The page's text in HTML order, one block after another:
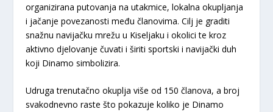
organizirana putovanja na utakmice, lokalna okupljanja
i jačanje povezanosti među članovima. Cilj je graditi
snažnu navijačku mrežu u Kiseljaku i okolici te kroz
aktivno djelovanje čuvati i širiti sportski i navijački duh
koji Dinamo simbolizira.
Udruga trenutačno okuplja više od 150 članova, a broj
svakodnevno raste što pokazuje koliko je Dinamo